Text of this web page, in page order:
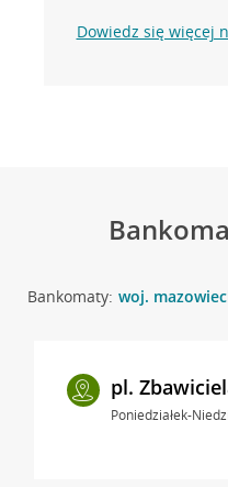
Dowiedz się więcej
Bankomaty: woj.
pl.
Poniedziałek-